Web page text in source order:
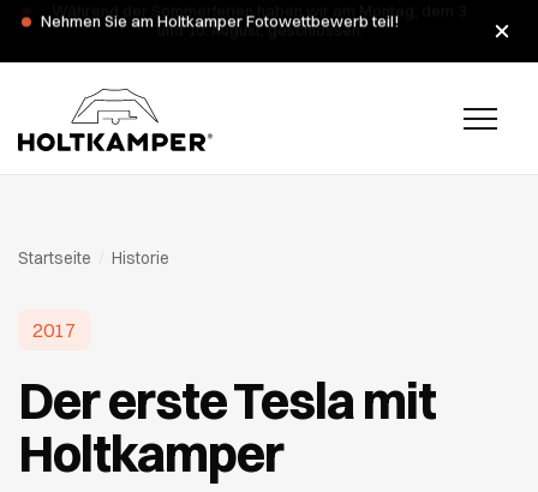
Nehmen Sie am Holtkamper Fotowettbewerb teil!
Während der Sommerferien haben wir am Montag, dem 3.
und 10. August, geschlossen.
Startseite Historie
2017
Der erste Tesla mit
Holtkamper